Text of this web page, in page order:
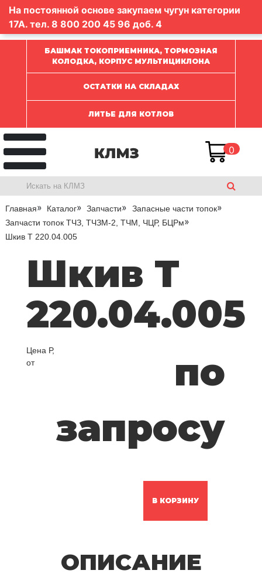
На постоянной основе закупаем чугун категории
17А. тел. 8 800 200 45 96 доб. 4
БАШМАК ТОКОПРИЕМНИКА, ТОРМОЗНАЯ
КОЛОДКА, КОРПУС МУЛЬТИЦИКЛОНА
ОСТАТКИ НА СКЛАДАХ
ЛИТЬЕ ДЛЯ КОТЛОВ
0
Главная Каталог Запчасти
Запасные части топок
Запчасти топок ТЧЗ, ТЧЗМ-2, ТЧМ, ЧЦР, БЦРм
Шкив Т 220.04.005
Шкив Т
220.04.005
Цена Р,
от
по
запросу
В КОРЗИНУ
ОПИСАНИЕ